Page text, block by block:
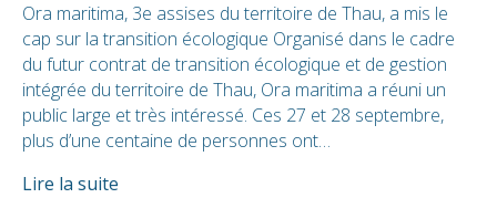
Ora maritima, 3e assises du territoire de Thau, a mis le
cap sur la transition écologique Organisé dans le cadre
du futur contrat de transition écologique et de gestion
intégrée du territoire de Thau, Ora maritima a réuni un
public large et très intéressé. Ces 27 et 28 septembre,
plus d’une centaine de personnes ont…
Lire la suite